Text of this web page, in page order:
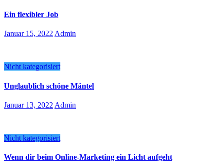
Ein flexibler Job
Januar 15, 2022 Admin
Nicht kategorisiert
Unglaublich schöne Mäntel
Januar 13, 2022 Admin
Nicht kategorisiert
Wenn dir beim Online-Marketing ein Licht aufgeht